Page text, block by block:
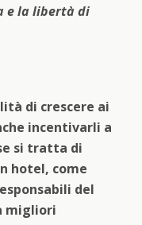
e la libertà di
di crescere ai
incentivarli a
si tratta di
hotel, come
del
migliori